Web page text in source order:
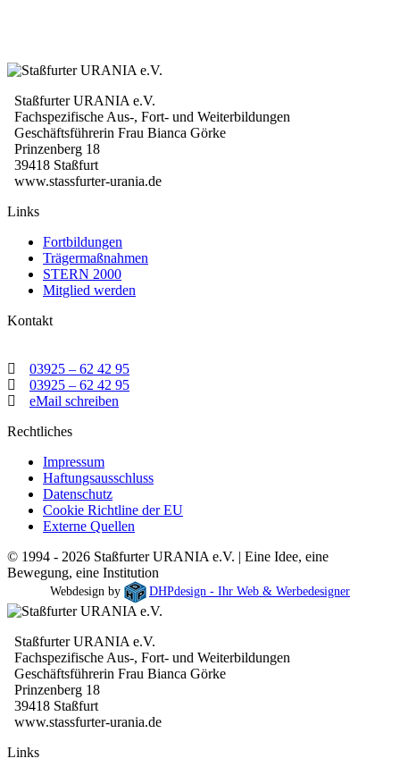
Staßfurter URANIA e.V.
Fachspezifische Aus-, Fort- und Weiterbildungen
Geschäftsführerin Frau Bianca Görke
Prinzenberg 18
39418 Staßfurt
www.stassfurter-urania.de
Links
Fortbildungen
Trägermaßnahmen
STERN 2000
Mitglied werden
Kontakt
03925 – 62 42 95
03925 – 62 42 95
eMail schreiben
Rechtliches
Impressum
Haftungsausschluss
Datenschutz
Cookie Richtline der EU
Externe Quellen
© 1994 - 2026 Staßfurter URANIA e.V. | Eine Idee, eine
Bewegung, eine Institution
Webdesign by DHPdesign - Ihr Web & Werbedesigner
Staßfurter URANIA e.V.
Fachspezifische Aus-, Fort- und Weiterbildungen
Geschäftsführerin Frau Bianca Görke
Prinzenberg 18
39418 Staßfurt
www.stassfurter-urania.de
Links